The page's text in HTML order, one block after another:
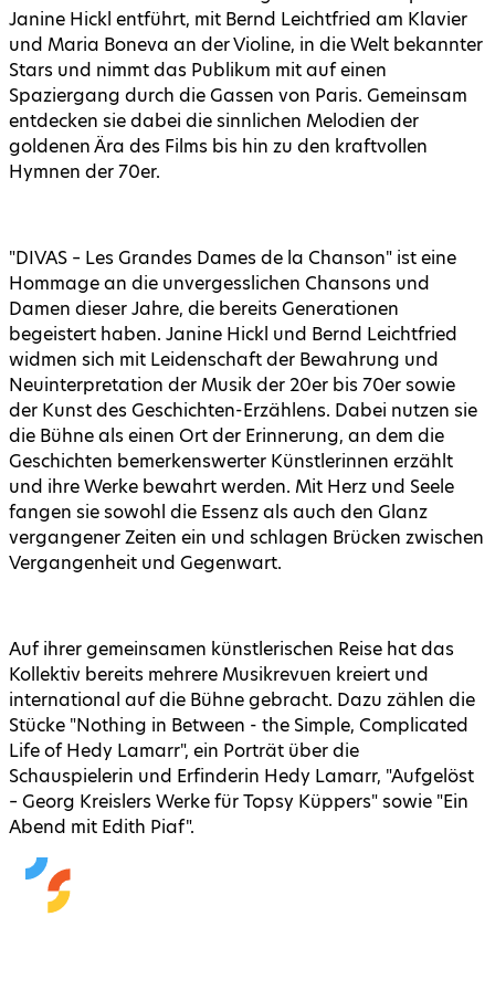
Janine Hickl entführt, mit Bernd Leichtfried am Klavier
und Maria Boneva an der Violine, in die Welt bekannter
Stars und nimmt das Publikum mit auf einen
Spaziergang durch die Gassen von Paris. Gemeinsam
entdecken sie dabei die sinnlichen Melodien der
goldenen Ära des Films bis hin zu den kraftvollen
Hymnen der 70er.
"DIVAS – Les Grandes Dames de la Chanson" ist eine
Hommage an die unvergesslichen Chansons und
Damen dieser Jahre, die bereits Generationen
begeistert haben. Janine Hickl und Bernd Leichtfried
widmen sich mit Leidenschaft der Bewahrung und
Neuinterpretation der Musik der 20er bis 70er sowie
der Kunst des Geschichten-Erzählens. Dabei nutzen sie
die Bühne als einen Ort der Erinnerung, an dem die
Geschichten bemerkenswerter Künstlerinnen erzählt
und ihre Werke bewahrt werden. Mit Herz und Seele
fangen sie sowohl die Essenz als auch den Glanz
vergangener Zeiten ein und schlagen Brücken zwischen
Vergangenheit und Gegenwart.
Auf ihrer gemeinsamen künstlerischen Reise hat das
Kollektiv bereits mehrere Musikrevuen kreiert und
international auf die Bühne gebracht. Dazu zählen die
Stücke "Nothing in Between - the Simple, Complicated
Life of Hedy Lamarr", ein Porträt über die
Schauspielerin und Erfinderin Hedy Lamarr, "Aufgelöst
– Georg Kreislers Werke für Topsy Küppers" sowie "Ein
Abend mit Edith Piaf".